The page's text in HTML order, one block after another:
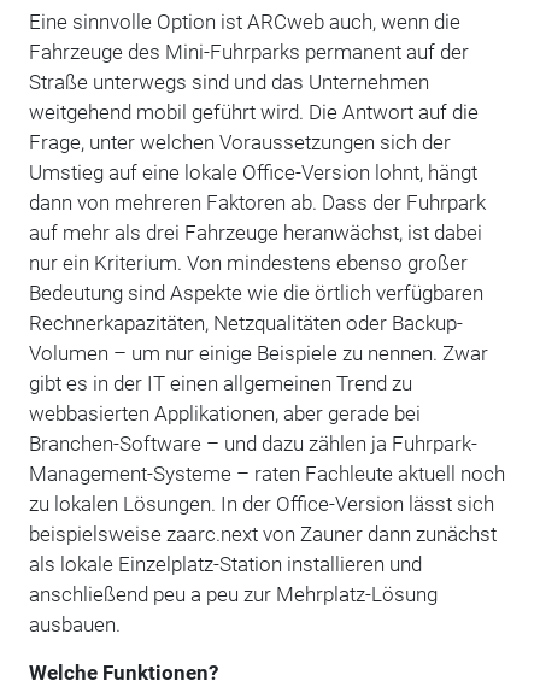
Eine sinnvolle Option ist ARCweb auch, wenn die
Fahrzeuge des Mini-Fuhrparks permanent auf der
Straße unterwegs sind und das Unternehmen
weitgehend mobil geführt wird. Die Antwort auf die
Frage, unter welchen Voraussetzungen sich der
Umstieg auf eine lokale Office-Version lohnt, hängt
dann von mehreren Faktoren ab. Dass der Fuhrpark
auf mehr als drei Fahrzeuge heranwächst, ist dabei
nur ein Kriterium. Von mindestens ebenso großer
Bedeutung sind Aspekte wie die örtlich verfügbaren
Rechnerkapazitäten, Netzqualitäten oder Backup-
Volumen – um nur einige Beispiele zu nennen. Zwar
gibt es in der IT einen allgemeinen Trend zu
webbasierten Applikationen, aber gerade bei
Branchen-Software – und dazu zählen ja Fuhrpark-
Management-Systeme – raten Fachleute aktuell noch
zu lokalen Lösungen. In der Office-Version lässt sich
beispielsweise zaarc.next von Zauner dann zunächst
als lokale Einzelplatz-Station installieren und
anschließend peu a peu zur Mehrplatz-Lösung
ausbauen.
Welche Funktionen?